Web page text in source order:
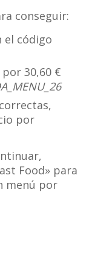
conseguir:
el código
30,60 €
por
Food» para
menú por